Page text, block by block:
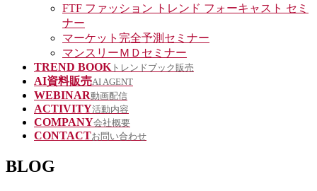
FTF ファッション トレンド フォーキャスト セミ
ナー
マーケット完全予測セミナー
マンスリーＭＤセミナー
TREND BOOK トレンドブック販売
AI資料販売AI AGENT
WEBINAR動画配信
ACTIVITY活動内容
COMPANY会社概要
CONTACTお問い合わせ
BLOG